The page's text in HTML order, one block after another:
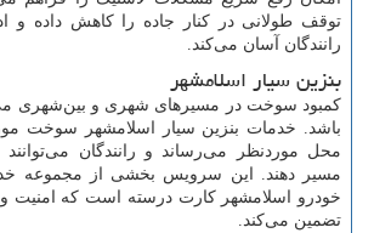
توقف طولانی در کنار جاده را کاهش داده و
رانندگان آسان می‌کند.
بنزین سیار اسلامشهر
کمبود سوخت در مسیرهای شهری و بین‌شهری
باشد. خدمات بنزین سیار اسلامشهر سوخت
محل موردنظر می‌رساند و رانندگان می‌توانند
مسیر دهند. این سرویس بخشی از مجموعه
خودرو اسلامشهر کارت درسته است که امنیت و
تضمین می‌کند.